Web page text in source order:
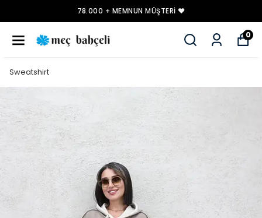
78.000 + MEMNUN MÜŞTERI ❤️
0
Sweatshirt